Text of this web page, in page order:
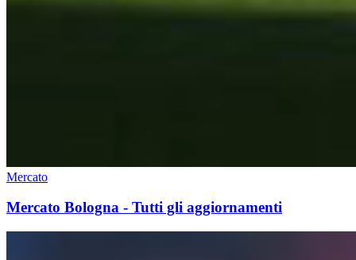
Mercato
Mercato Bologna - Tutti gli aggiornamenti